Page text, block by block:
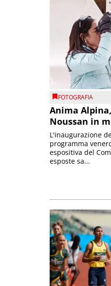
FOTOGRAFIA
Anima
Noussan in
L'inaugurazione
programma
espositiva del
esposte sa...